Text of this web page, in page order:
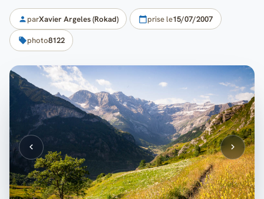
parXavier Argeles (Rokad) prise le15/07/2007
photo8122